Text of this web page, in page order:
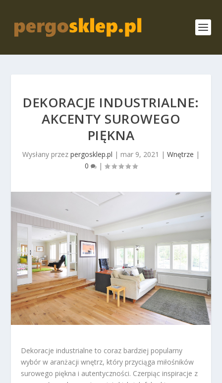
DEKORACJE INDUSTRIALNE:
AKCENTY SUROWEGO
PIĘKNA
Wysłany przez pergosklep.pl | mar 9, 2021 | Wnętrze |
0
|
Dekoracje industrialne to coraz bardziej popularny
wybór w aranżacji wnętrz, który przyciąga miłośników
surowego piękna i autentyczności. Czerpiąc inspiracje z